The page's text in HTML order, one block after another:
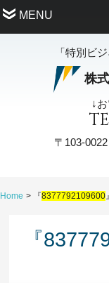
MENU
「特別ビ
株
↓
〒103-0022
Home 『8377792109600
『